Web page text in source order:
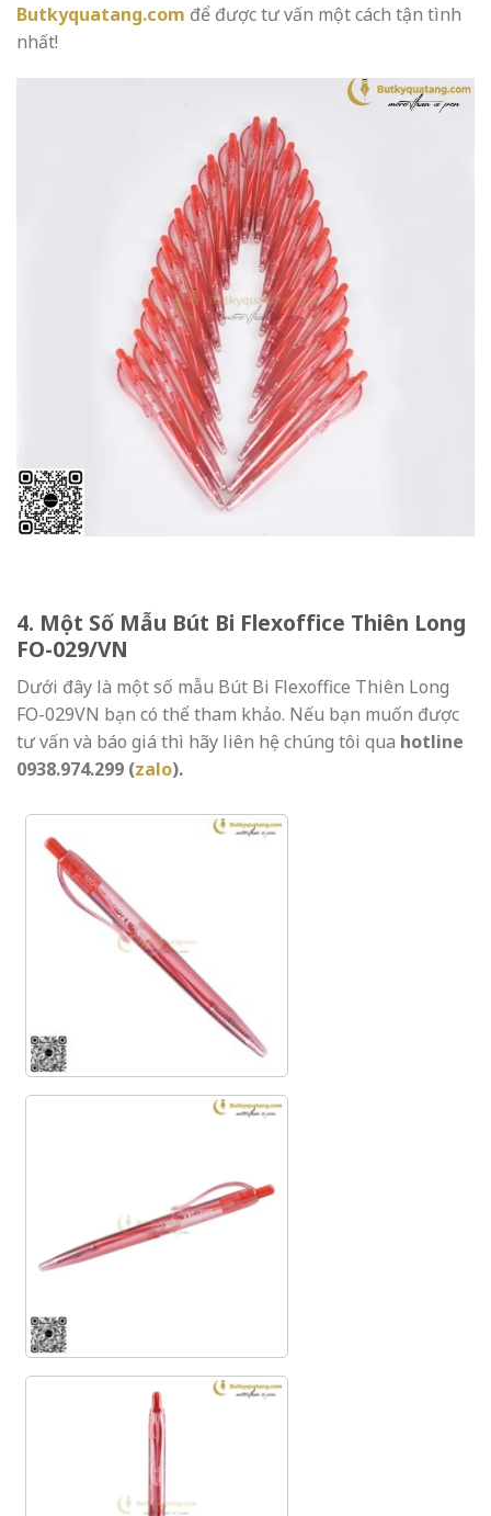
Butkyquatang.com để được tư vấn một cách tận tình
nhất!
4. Một Số Mẫu Bút Bi Flexoffice Thiên Long
FO-029/VN
Dưới đây là một số mẫu Bút Bi Flexoffice Thiên Long
FO-029VN bạn có thể tham khảo. Nếu bạn muốn được
tư vấn và báo giá thì hãy liên hệ chúng tôi qua hotline
0938.974.299 (zalo).